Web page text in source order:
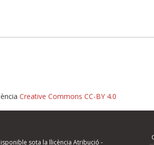
Creative Commons CC-BY 4.0
sota la llicència Atribució -